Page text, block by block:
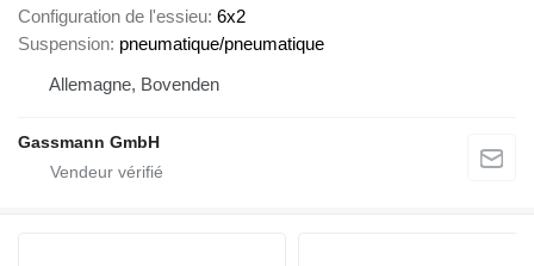
Configuration de l'essieu 6x2
Suspension pneumatique/pneumatique
Allemagne, Bovenden
Gassmann GmbH